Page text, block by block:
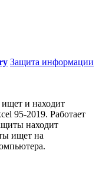
Защита информации
и находит
95-2019. Работает
находит
ищет на